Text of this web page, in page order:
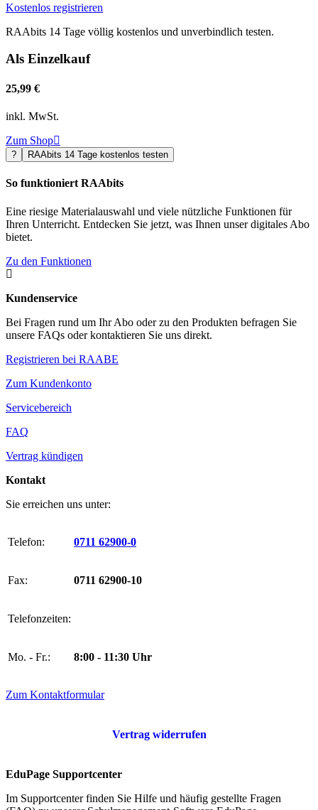
Kostenlos registrieren
RAAbits 14 Tage völlig kostenlos und unverbindlich testen.
Als Einzelkauf
25,99 €
inkl. MwSt.
Zum Shop
? RAAbits 14 Tage kostenlos testen
So funktioniert RAAbits
Eine riesige Materialauswahl und viele nützliche Funktionen für
Ihren Unterricht. Entdecken Sie jetzt, was Ihnen unser digitales Abo
bietet.
Zu den Funktionen

Kundenservice
Bei Fragen rund um Ihr Abo oder zu den Produkten befragen Sie
unsere FAQs oder kontaktieren Sie uns direkt.
Registrieren bei RAABE
Zum Kundenkonto
Servicebereich
FAQ
Vertrag kündigen
Kontakt
Sie erreichen uns unter:
Telefon: 0711 62900-0
Fax: 0711 62900-10
Telefonzeiten:
Mo. - Fr.: 8:00 - 11:30 Uhr
Zum Kontaktformular
Vertrag widerrufen
EduPage Supportcenter
Im Supportcenter finden Sie Hilfe und häufig gestellte Fragen